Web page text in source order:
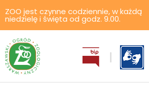
ZOO jest czynne codziennie, w każdą
niedzielę i święta od godz. 9.00.